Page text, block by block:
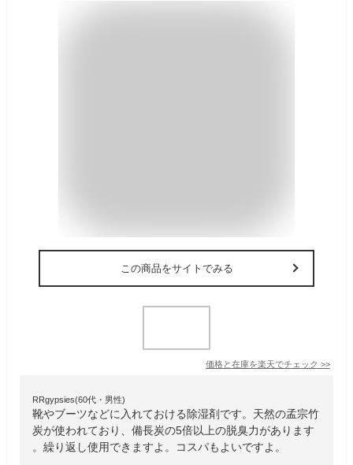
この商品をサイトでみる
価格と在庫を楽天でチェック >>
RRgypsies(60代・男性)
靴やブーツなどに入れておける除湿剤です。天然の孟宗竹
炭が使われており、備長炭の5倍以上の脱臭力があります
。繰り返し使用できますよ。コスパもよいですよ。